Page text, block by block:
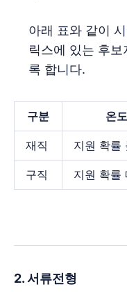
아래 표와 같이
릭스에 있는 후
록 합니다.
구분 온
재직 지원 확률
구직 지원 확률
2. 서류전형